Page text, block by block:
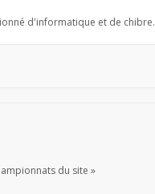
d'informatique et de chibre.
du site »